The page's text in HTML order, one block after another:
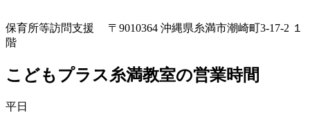
保育所等訪問支援 〒9010364 沖縄県糸満市潮崎町3-17-2 １
階
こどもプラス糸満教室の営業時間
平日